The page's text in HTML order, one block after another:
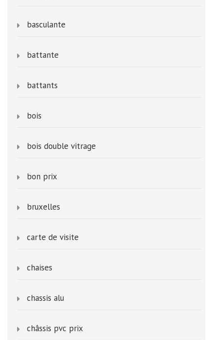
basculante
battante
battants
bois
bois double vitrage
bon prix
bruxelles
carte de visite
chaises
chassis alu
châssis pvc prix